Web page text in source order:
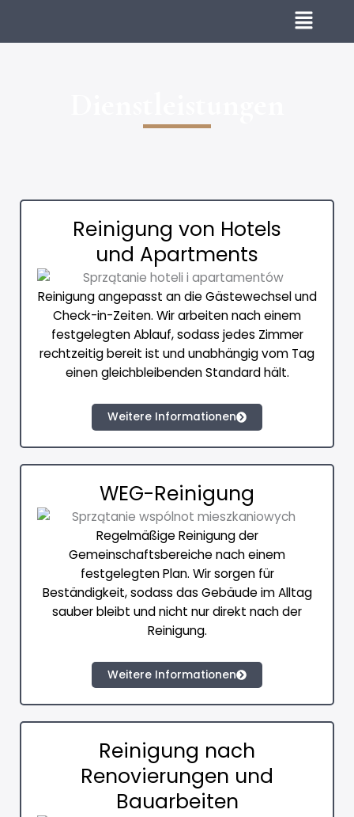
springen
Reinigung von Hotels
und Apartments
Reinigung angepasst an die Gästewechsel und
Check-in-Zeiten. Wir arbeiten nach einem
festgelegten Ablauf, sodass jedes Zimmer
rechtzeitig bereit ist und unabhängig vom Tag
einen gleichbleibenden Standard hält.
Weitere Informationen
WEG-Reinigung
Regelmäßige Reinigung der
Gemeinschaftsbereiche nach einem
festgelegten Plan. Wir sorgen für
Beständigkeit, sodass das Gebäude im Alltag
sauber bleibt und nicht nur direkt nach der
Reinigung.
Weitere Informationen
Reinigung nach
Renovierungen und
Bauarbeiten